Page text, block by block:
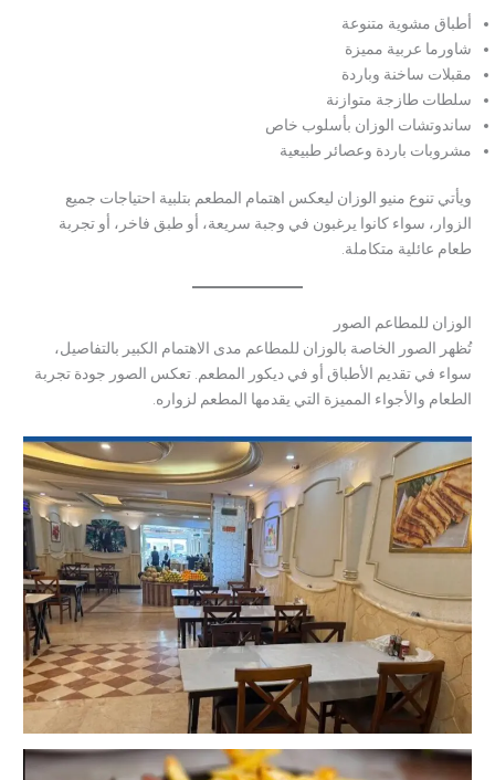
أطباق مشوية متنوعة
شاورما عربية مميزة
مقبلات ساخنة وباردة
سلطات طازجة متوازنة
ساندوتشات الوزان بأسلوب خاص
مشروبات باردة وعصائر طبيعية
ويأتي تنوع منيو الوزان ليعكس اهتمام المطعم بتلبية احتياجات جميع
الزوار، سواء كانوا يرغبون في وجبة سريعة، أو طبق فاخر، أو تجربة
طعام عائلية متكاملة.
الوزان للمطاعم الصور
تُظهر الصور الخاصة بالوزان للمطاعم مدى الاهتمام الكبير بالتفاصيل،
سواء في تقديم الأطباق أو في ديكور المطعم. تعكس الصور جودة تجربة
الطعام والأجواء المميزة التي يقدمها المطعم لزواره.